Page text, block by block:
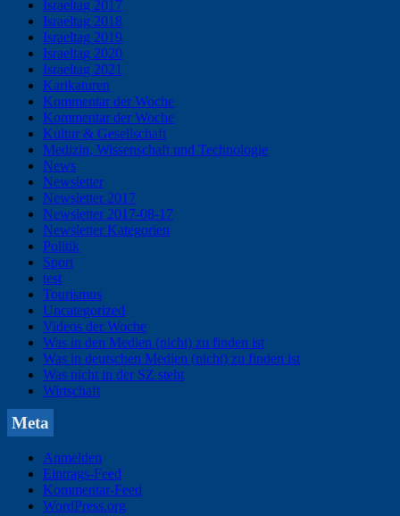
Israeltag 2017
Israeltag 2018
Israeltag 2019
Israeltag 2020
Israeltag 2021
Karikaturen
Kommentar der Woche
Kommentar der Woche
Kultur & Gesellschaft
Medizin, Wissenschaft und Technologie
News
Newsletter
Newsletter 2017
Newsletter 2017-08-17
Newsletter Kategorien
Politik
Sport
test
Tourismus
Uncategorized
Videos der Woche
Was in den Medien (nicht) zu finden ist
Was in deutschen Medien (nicht) zu finden ist
Was nicht in der SZ steht
Wirtschaft
Meta
Anmelden
Eintrags-Feed
Kommentar-Feed
WordPress.org